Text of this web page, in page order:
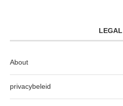
LEGAL
About
privacybeleid